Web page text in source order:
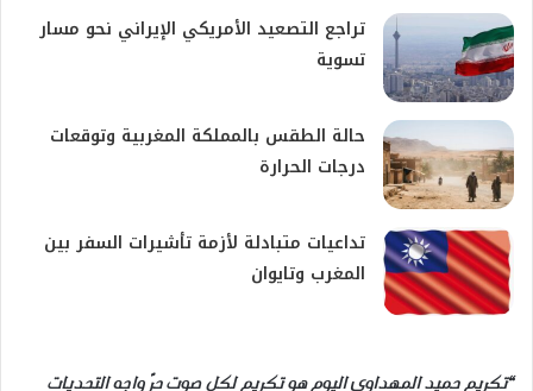
تراجع التصعيد الأمريكي الإيراني نحو مسار
تسوية
حالة الطقس بالمملكة المغربية وتوقعات
درجات الحرارة
تداعيات متبادلة لأزمة تأشيرات السفر بين
المغرب وتايوان
“تكريم حميد المهداوي اليوم هو تكريم لكل صوت حرّ واجه التحديات